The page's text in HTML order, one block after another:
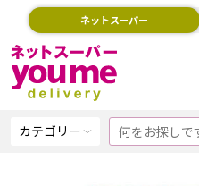
ネットスーパー
カテゴリー